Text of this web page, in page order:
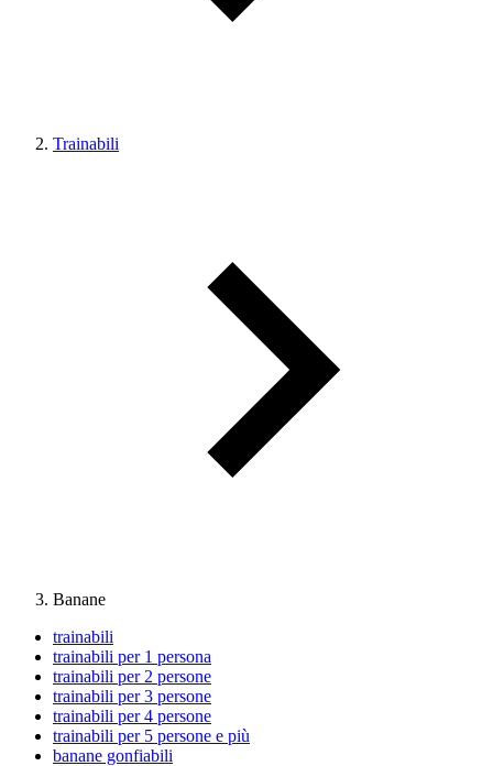
Trainabili
Banane
trainabili
trainabili per 1 persona
trainabili per 2 persone
trainabili per 3 persone
trainabili per 4 persone
trainabili per 5 persone e più
banane gonfiabili